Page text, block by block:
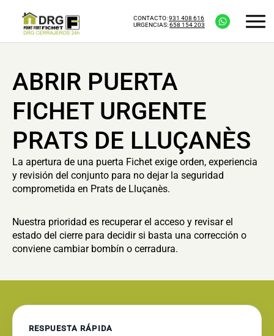
CONTACTO:931 408 616
URGENCIAS:658 154 203
ABRIR PUERTA
FICHET URGENTE
PRATS DE LLUÇANÈS
La apertura de una puerta Fichet exige orden, experiencia
y revisión del conjunto para no dejar la seguridad
comprometida en Prats de Lluçanès.
Nuestra prioridad es recuperar el acceso y revisar el
estado del cierre para decidir si basta una corrección o
conviene cambiar bombín o cerradura.
RESPUESTA RÁPIDA